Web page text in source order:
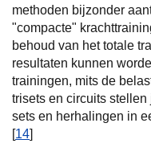
methoden bijzonder
"compacte"
behoud van het totale
resultaten kunnen
trainingen, mits de
trisets en circuits stellen
sets en herhalingen in
[14]